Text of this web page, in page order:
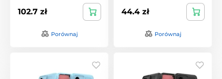
102.7 zł
Porównaj
44.4 zł
Porównaj